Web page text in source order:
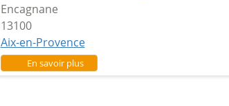
Encagnane
13100
Aix-en-Provence
En savoir plussur Quartier Encagnane